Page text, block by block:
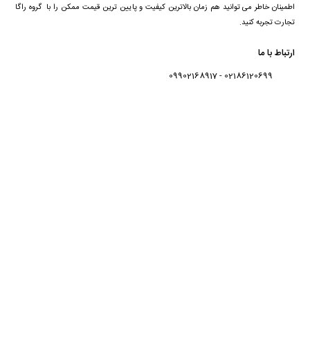
اطمینان خاطر می توانید هم زمان بالاترین کیفیت و پایین ترین قیمت ممکن را با گروه راگا
تجارت تجربه کنید.
ارتباط با ما
02186120699 - 09902168917